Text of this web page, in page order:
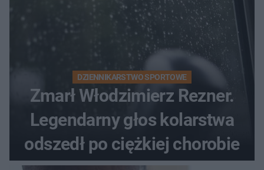
DZIENNIKARSTWO SPORTOWE
Zmarł Włodzimierz Rezner.
Legendarny głos kolarstwa
odszedł po ciężkiej chorobie